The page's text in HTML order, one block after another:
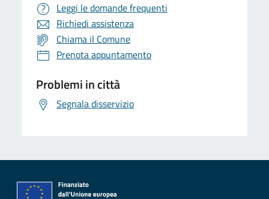
Leggi le domande frequenti
Richiedi assistenza
Chiama il Comune
Prenota appuntamento
Problemi in città
Segnala disservizio